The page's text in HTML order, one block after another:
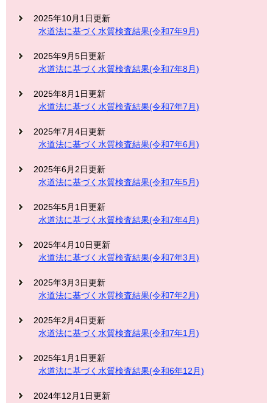
2025年10月1日更新
水道法に基づく水質検査結果(令和7年9月)
2025年9月5日更新
水道法に基づく水質検査結果(令和7年8月)
2025年8月1日更新
水道法に基づく水質検査結果(令和7年7月)
2025年7月4日更新
水道法に基づく水質検査結果(令和7年6月)
2025年6月2日更新
水道法に基づく水質検査結果(令和7年5月)
2025年5月1日更新
水道法に基づく水質検査結果(令和7年4月)
2025年4月10日更新
水道法に基づく水質検査結果(令和7年3月)
2025年3月3日更新
水道法に基づく水質検査結果(令和7年2月)
2025年2月4日更新
水道法に基づく水質検査結果(令和7年1月)
2025年1月1日更新
水道法に基づく水質検査結果(令和6年12月)
2024年12月1日更新